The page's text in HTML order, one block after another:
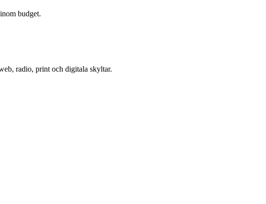
budget.
radio, print och digitala skyltar.